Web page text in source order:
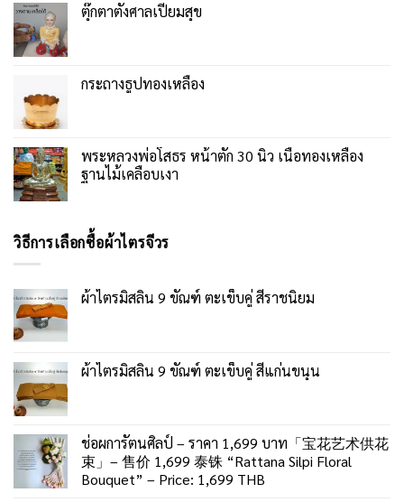
ตุ๊กตาตั้งศาลเปี่ยมสุข
กระถางธูปทองเหลือง
พระหลวงพ่อโสธร หน้าตัก 30 นิ้ว เนื้อทองเหลือง
ฐานไม้เคลือบเงา
วิธีการเลือกซื้อผ้าไตรจีวร
ผ้าไตรมิสลิน 9 ขัณฑ์ ตะเข็บคู่ สีราชนิยม
ผ้าไตรมิสลิน 9 ขัณฑ์ ตะเข็บคู่ สีแก่นขนุน
ช่อผการัตนศิลป์ – ราคา 1,699 บาท「宝花艺术供花
束」– 售价 1,699 泰铢 “Rattana Silpi Floral
Bouquet” – Price: 1,699 THB